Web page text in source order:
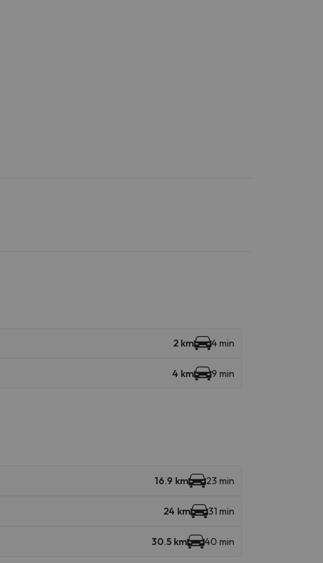
2 km 4 min
4 km 9 min
16.9 km 23 min
24 km 31 min
30.5 km 40 min